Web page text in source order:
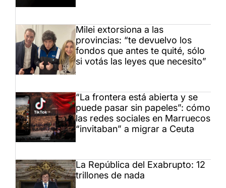
Milei extorsiona a las
provincias: “te devuelvo los
fondos que antes te quité, sólo
si votás las leyes que necesito”
“La frontera está abierta y se
puede pasar sin papeles”: cómo
las redes sociales en Marruecos
“invitaban” a migrar a Ceuta
La República del Exabrupto: 12
trillones de nada